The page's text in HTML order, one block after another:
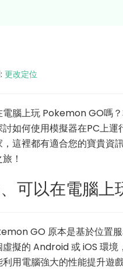
更改定位
電腦上玩 Pokemon GO嗎
討如何使用模擬器在PC上
，這裡都有適合您的寶貴資
！
可以在電腦
GO 原本是基於位置
虛擬的 Android 或 iOS 環境
用電腦強大的性能提升遊戲